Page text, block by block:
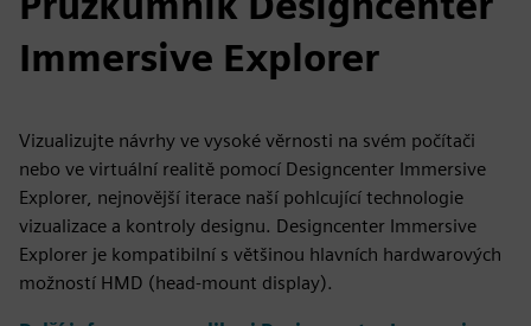
Immersive Explorer
Vizualizujte návrhy ve vysoké věrnosti na svém počítači
nebo ve virtuální realitě pomocí Designcenter Immersive
Explorer, nejnovější iterace naší pohlcující technologie
vizualizace a kontroly designu. Designcenter Immersive
Explorer je kompatibilní s většinou hlavních hardwarových
možností HMD (head-mount display).